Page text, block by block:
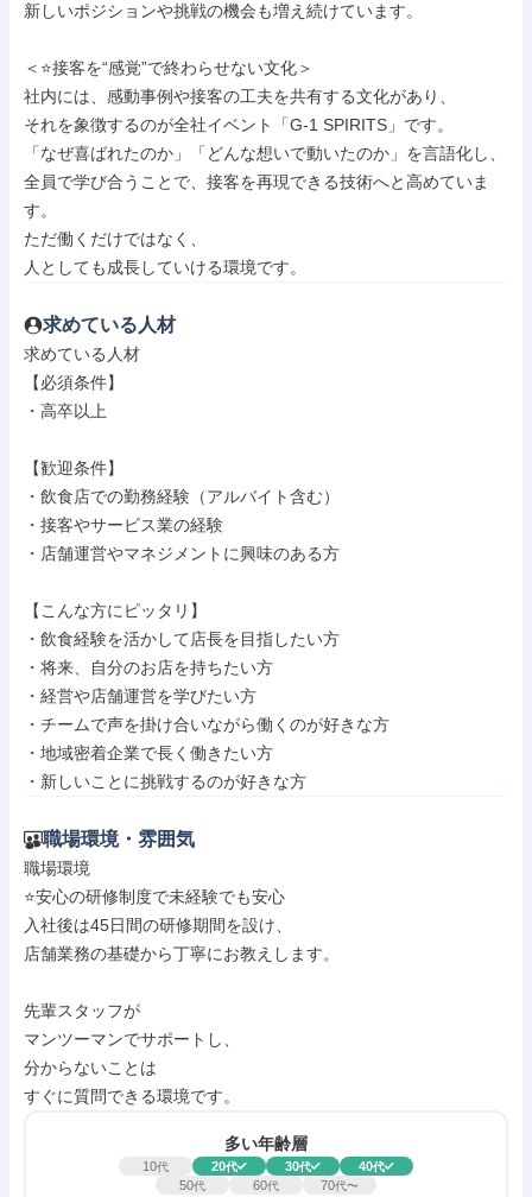
新しいポジションや挑戦の機会も増え続けています。
＜⭐接客を“感覚”で終わらせない文化＞
社内には、感動事例や接客の工夫を共有する文化があり、
それを象徴するのが全社イベント「G-1 SPIRITS」です。
「なぜ喜ばれたのか」「どんな想いで動いたのか」を言語化し、
全員で学び合うことで、接客を再現できる技術へと高めていま
す。
ただ働くだけではなく、
人としても成長していける環境です。
求めている人材
求めている人材
【必須条件】
・高卒以上
【歓迎条件】
・飲食店での勤務経験（アルバイト含む）
・接客やサービス業の経験
・店舗運営やマネジメントに興味のある方
【こんな方にピッタリ】
・飲食経験を活かして店長を目指したい方
・将来、自分のお店を持ちたい方
・経営や店舗運営を学びたい方
・チームで声を掛け合いながら働くのが好きな方
・地域密着企業で長く働きたい方
・新しいことに挑戦するのが好きな方
職場環境・雰囲気
職場環境
⭐安心の研修制度で未経験でも安心
入社後は45日間の研修期間を設け、
店舗業務の基礎から丁寧にお教えします。
先輩スタッフが
マンツーマンでサポートし、
分からないことは
すぐに質問できる環境です。
多い年齢層
10代 20代 30代 40代
50代 60代 70代〜